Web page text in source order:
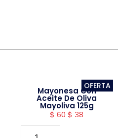
OFERTA
Mayonesa Con
Aceite De Oliva
Mayoliva 125g
$60$ 38